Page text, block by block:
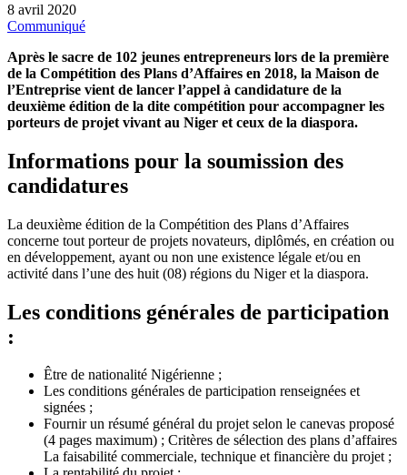
8 avril 2020
Communiqué
Après le sacre de 102 jeunes entrepreneurs lors de la première
de la Compétition des Plans d’Affaires en 2018, la Maison de
l’Entreprise vient de lancer l’appel à candidature de la
deuxième édition de la dite compétition pour accompagner les
porteurs de projet vivant au Niger et ceux de la diaspora.
Informations pour la soumission des
candidatures
La deuxième édition de la Compétition des Plans d’Affaires
concerne tout porteur de projets novateurs, diplômés, en création ou
en développement, ayant ou non une existence légale et/ou en
activité dans l’une des huit (08) régions du Niger et la diaspora.
Les conditions générales de participation
:
Être de nationalité Nigérienne ;
Les conditions générales de participation renseignées et
signées ;
Fournir un résumé général du projet selon le canevas proposé
(4 pages maximum) ; Critères de sélection des plans d’affaires
La faisabilité commerciale, technique et financière du projet ;